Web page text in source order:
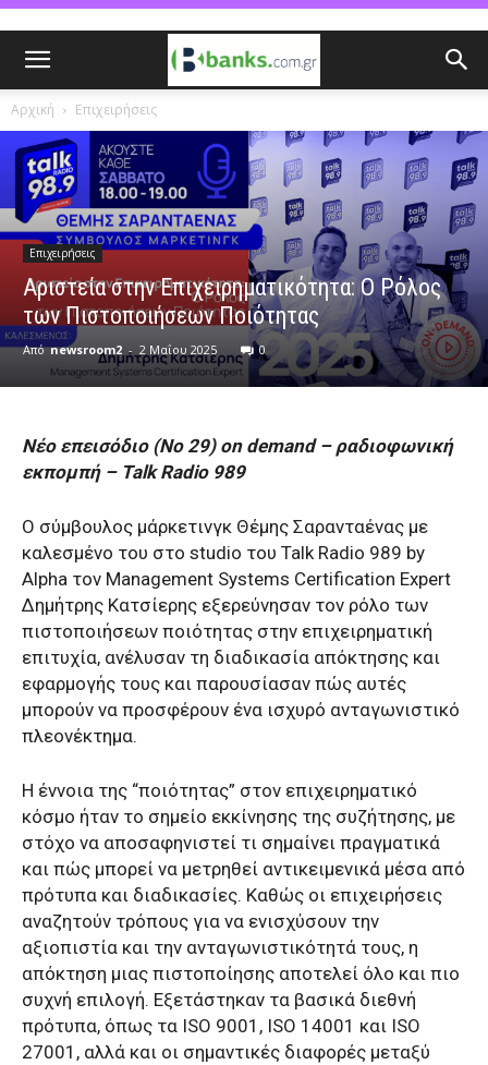
Αρχική Επιχειρήσεις
Επιχειρήσεις
Αριστεία στην Επιχειρηματικότητα: Ο Ρόλος
των Πιστοποιήσεων Ποιότητας
Από newsroom2 - 2 Μαΐου 2025 0
Νέο επεισόδιο (Νο 29) on demand – ραδιοφωνική
εκπομπή – Talk Radio 989
Ο σύμβουλος μάρκετινγκ Θέμης Σαρανταένας με
καλεσμένο του στο studio του Talk Radio 989 by
Alpha τον Management Systems Certification Expert
Δημήτρης Κατσίερης εξερεύνησαν τον ρόλο των
πιστοποιήσεων ποιότητας στην επιχειρηματική
επιτυχία, ανέλυσαν τη διαδικασία απόκτησης και
εφαρμογής τους και παρουσίασαν πώς αυτές
μπορούν να προσφέρουν ένα ισχυρό ανταγωνιστικό
πλεονέκτημα.
Η έννοια της “ποιότητας” στον επιχειρηματικό
κόσμο ήταν το σημείο εκκίνησης της συζήτησης, με
στόχο να αποσαφηνιστεί τι σημαίνει πραγματικά
και πώς μπορεί να μετρηθεί αντικειμενικά μέσα από
πρότυπα και διαδικασίες. Καθώς οι επιχειρήσεις
αναζητούν τρόπους για να ενισχύσουν την
αξιοπιστία και την ανταγωνιστικότητά τους, η
απόκτηση μιας πιστοποίησης αποτελεί όλο και πιο
συχνή επιλογή. Εξετάστηκαν τα βασικά διεθνή
πρότυπα, όπως τα ISO 9001, ISO 14001 και ISO
27001, αλλά και οι σημαντικές διαφορές μεταξύ